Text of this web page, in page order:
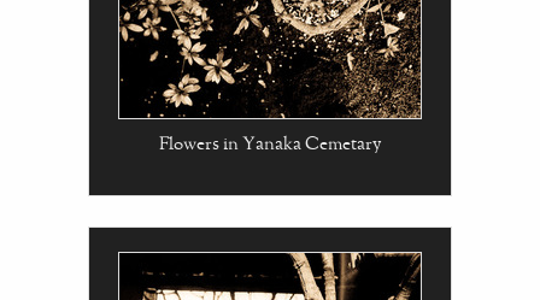
Flowers in Yanaka Cemetary